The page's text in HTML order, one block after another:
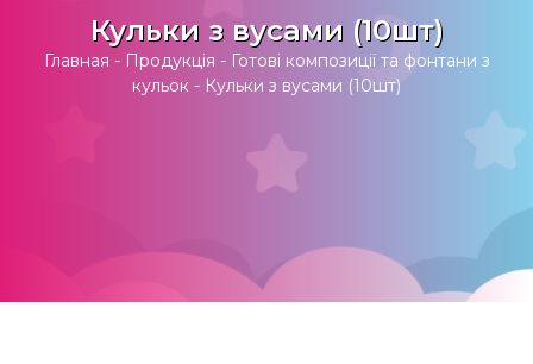
Кульки з вусами (10шт)
Главная - Продукція - Готові композиції та фонтани з
кульок - Кульки з вусами (10шт)